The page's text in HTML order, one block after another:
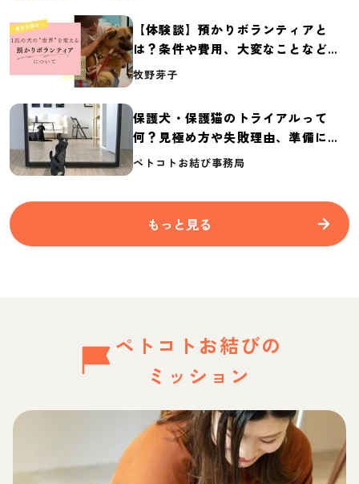
【体験談】預かりボランティアと
は？条件や費用、大変なことなど紹
介
牧野芽子
保護犬・保護猫のトライアルって
何？見極め方や失敗理由、準備に必
要なものを紹介
ペトコトお結び事務局
もっと見る
ペトコトお結びの
ミッション